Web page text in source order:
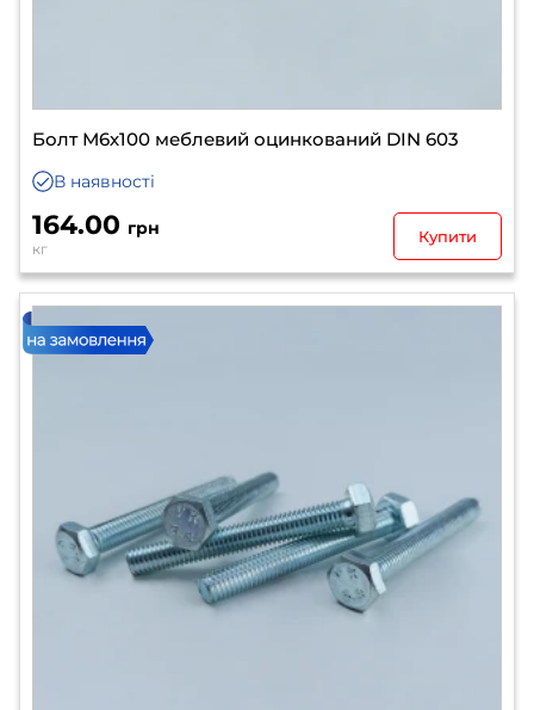
Болт М6х100 меблевий оцинкований DIN 603
В наявності
164.00 грн
кг
Купити